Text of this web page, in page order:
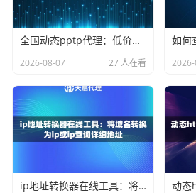
作为企业级服务商，天启代理在三个
首先是通过终端IP授权与账号密码双
系统中。
其次在IP资源管理上，平台提供动态
短效动态IP适合需要频繁更换IP的场
对需要固定地址的业务。这种灵活性
合理控制成本。
全国动态pptp代理：低价混拨节点，适合非重要业务的ip更换
2026-08-07 27 人在看
ip地址转换器在线工具：将域名转换为ip或ip查询详细地址